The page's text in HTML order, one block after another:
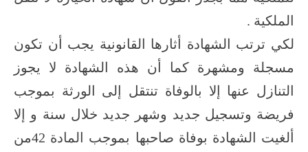
الملكية .
لكي ترتب الشهادة أثارها القانونية يجب أن تكون
مسجلة ومشهرة كما أن هذه الشهادة لا يجوز
التنازل عنها إلا بالوفاة تنتقل إلى الورثة بموجب
فريضة وتسجيل جديد وشهر جديد خلال سنة و إلا
ألغيت الشهادة بوفاة صاحبها بموجب المادة 42من